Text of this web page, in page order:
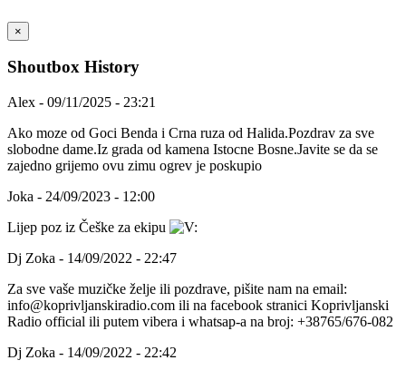
×
Shoutbox History
Alex - 09/11/2025 - 23:21
Ako moze od Goci Benda i Crna ruza od Halida.Pozdrav za sve
slobodne dame.Iz grada od kamena Istocne Bosne.Javite se da se
zajedno grijemo ovu zimu ogrev je poskupio
Joka - 24/09/2023 - 12:00
Lijep poz iz Češke za ekipu
Dj Zoka - 14/09/2022 - 22:47
Za sve vaše muzičke želje ili pozdrave, pišite nam na email:
info@koprivljanskiradio.com ili na facebook stranici Koprivljanski
Radio official ili putem vibera i whatsap-a na broj: +38765/676-082
Dj Zoka - 14/09/2022 - 22:42